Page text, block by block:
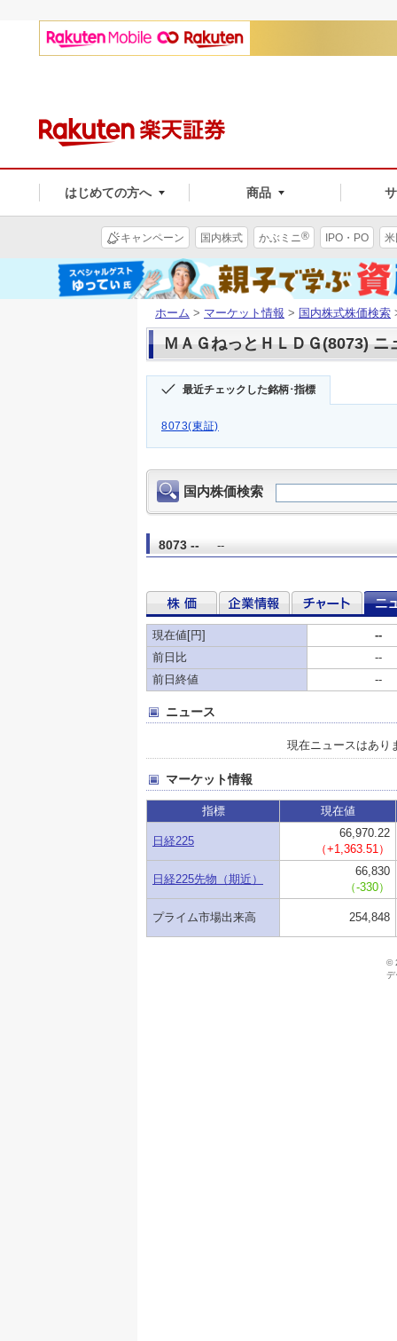
はじめての方へ 商品
キャンペーン 国内株式 かぶミニ® IPO・PO
ホーム > マーケット情報 > 国内株式株価検索
ＭＡＧねっとＨＬＤＧ(8073) ニ
最近チェックした銘柄･指標
8073(東証)